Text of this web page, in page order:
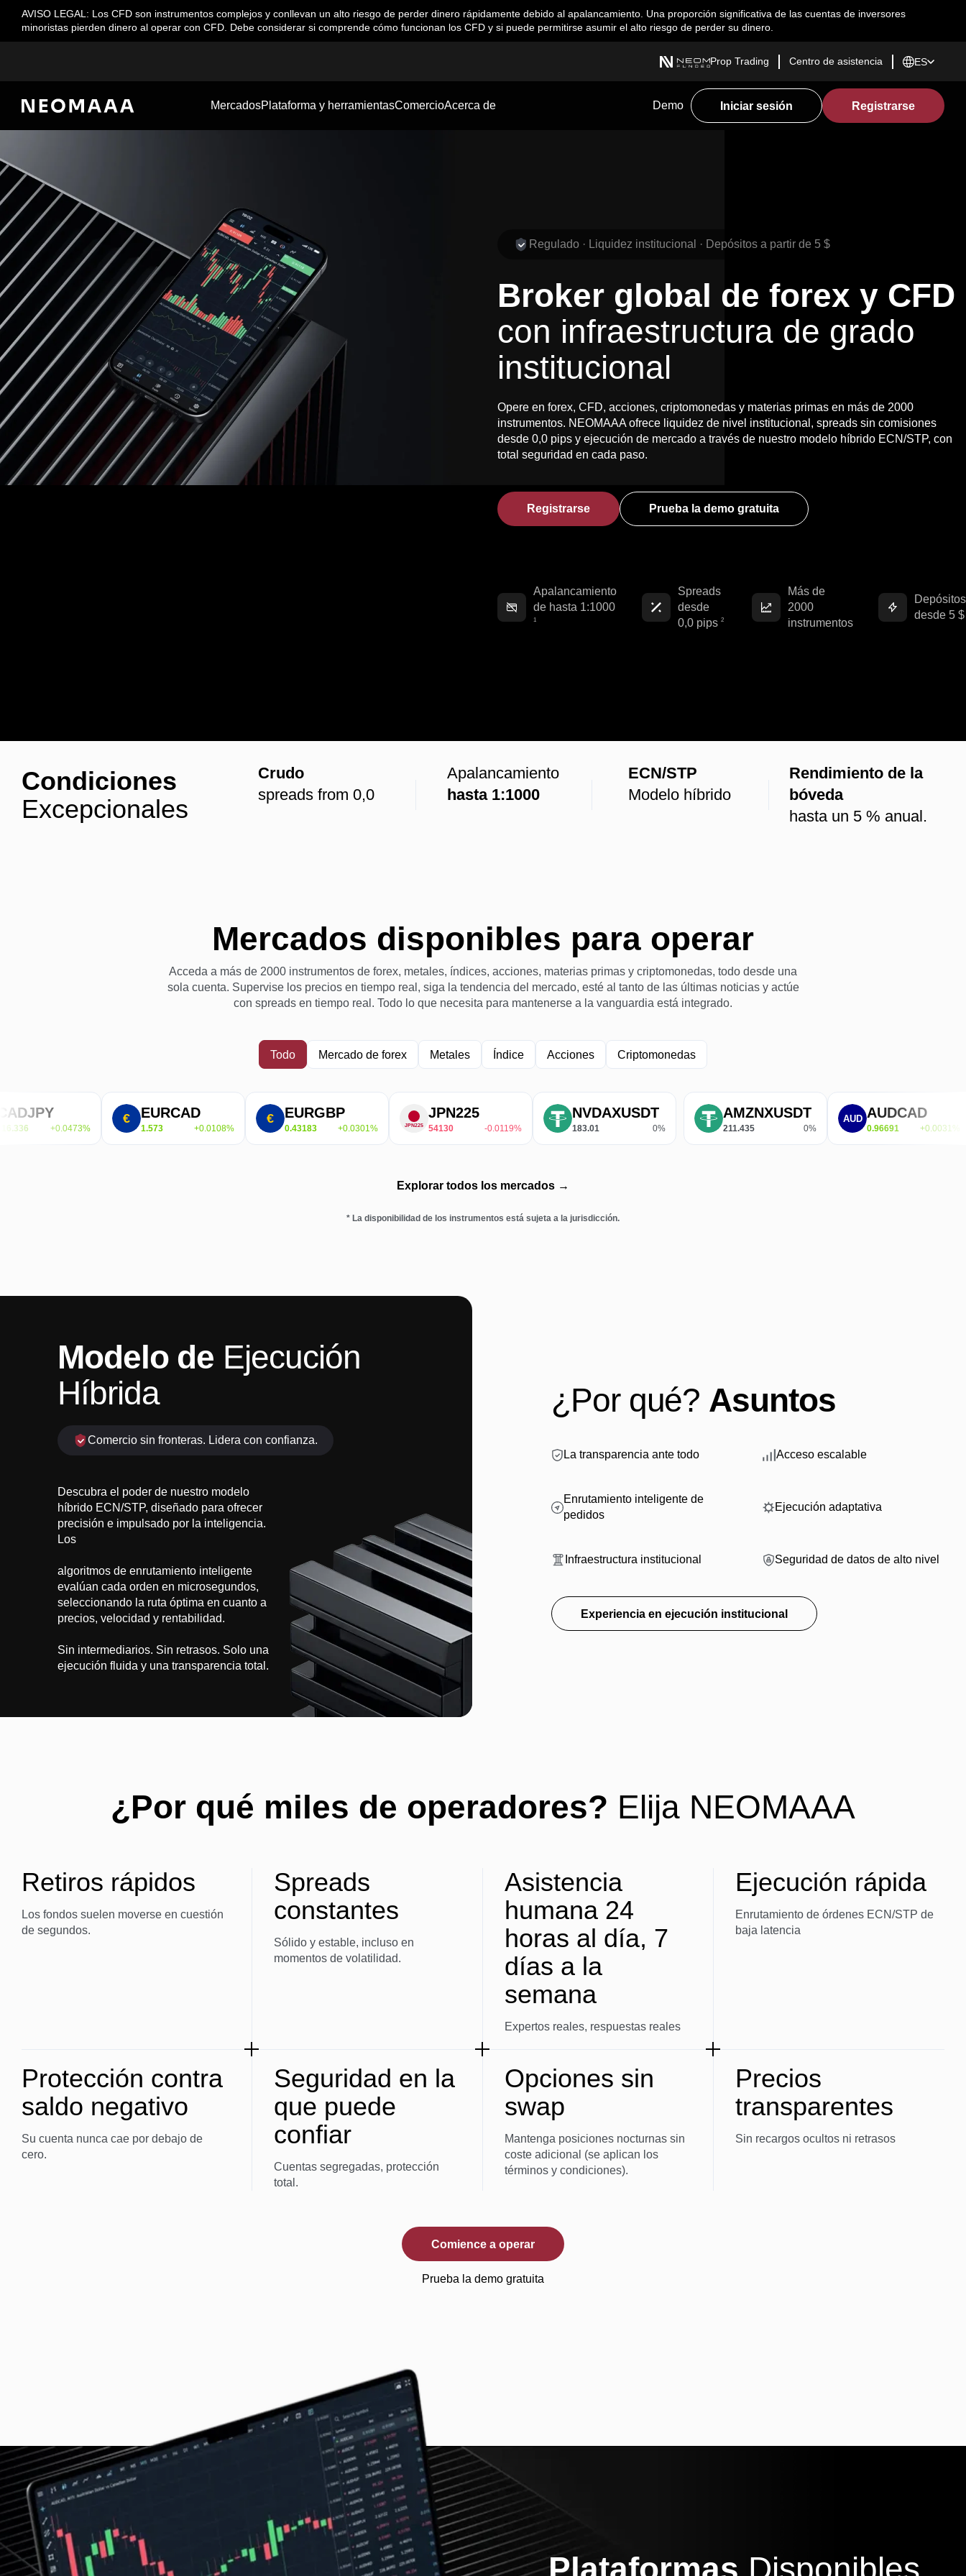
AVISO LEGAL: Los CFD son instrumentos complejos y conllevan un alto riesgo de perder dinero rápidamente debido al apalancamiento. Una proporción significativa de las cuentas de inversores
minoristas pierden dinero al operar con CFD. Debe considerar si comprende cómo funcionan los CFD y si puede permitirse asumir el alto riesgo de perder su dinero.
Prop Trading Centro de asistencia ES
MercadosPlataforma y herramientasComercioAcerca de Demo Iniciar sesión Registrarse
Regulado · Liquidez institucional · Depósitos a partir de 5 $
Broker global de forex y CFD
con infraestructura de grado
institucional
Opere en forex, CFD, acciones, criptomonedas y materias primas en más de 2000
instrumentos. NEOMAAA ofrece liquidez de nivel institucional, spreads sin comisiones
desde 0,0 pips y ejecución de mercado a través de nuestro modelo híbrido ECN/STP, con
total seguridad en cada paso.
Registrarse Prueba la demo gratuita
Apalancamiento
de hasta 1:1000
1
Spreads
desde
0,0 pips 2
Más de
2000
instrumentos
Depósitos
desde 5 $
Condiciones
Excepcionales
Crudo
spreads from 0,0
Apalancamiento
hasta 1:1000
ECN/STP
Modelo híbrido
Rendimiento de la
bóveda
hasta un 5 % anual.
Mercados disponibles para operar
Acceda a más de 2000 instrumentos de forex, metales, índices, acciones, materias primas y criptomonedas, todo desde una
sola cuenta. Supervise los precios en tiempo real, siga la tendencia del mercado, esté al tanto de las últimas noticias y actúe
con spreads en tiempo real. Todo lo que necesita para mantenerse a la vanguardia está integrado.
Todo Mercado de forex Metales Índice Acciones Criptomonedas
+0.0473%
EURCAD
+0.0108%
EURGBP
0.43183 +0.0301%
JPN225
-0.0119%
NVDAXUSDT
183.01
AMZNXUSDT
211.435 0%
AUDCAD
0.96691 +0.0031%
Explorar todos los mercados →
* La disponibilidad de los instrumentos está sujeta a la jurisdicción.
Modelo de Ejecución
Híbrida
Comercio sin fronteras. Lidera con confianza.
Descubra el poder de nuestro modelo
híbrido ECN/STP, diseñado para ofrecer
precisión e impulsado por la inteligencia.
Los
algoritmos de enrutamiento inteligente
evalúan cada orden en microsegundos,
seleccionando la ruta óptima en cuanto a
precios, velocidad y rentabilidad.
Sin intermediarios. Sin retrasos. Solo una
ejecución fluida y una transparencia total.
¿Por qué? Asuntos
La transparencia ante todo Acceso escalable
Enrutamiento inteligente de
pedidos
Ejecución adaptativa
Infraestructura institucional Seguridad de datos de alto nivel
Experiencia en ejecución institucional
¿Por qué miles de operadores? Elija NEOMAAA
Retiros rápidos
Los fondos suelen moverse en cuestión
de segundos.
Spreads
constantes
Sólido y estable, incluso en
momentos de volatilidad.
Asistencia
humana 24
horas al día, 7
días a la
semana
Expertos reales, respuestas reales
Ejecución rápida
Enrutamiento de órdenes ECN/STP de
baja latencia
Protección contra
saldo negativo
Su cuenta nunca cae por debajo de
cero.
Seguridad en la
que puede
confiar
Cuentas segregadas, protección
total.
Opciones sin
swap
Mantenga posiciones nocturnas sin
coste adicional (se aplican los
términos y condiciones).
Precios
transparentes
Sin recargos ocultos ni retrasos
Comience a operar
Prueba la demo gratuita